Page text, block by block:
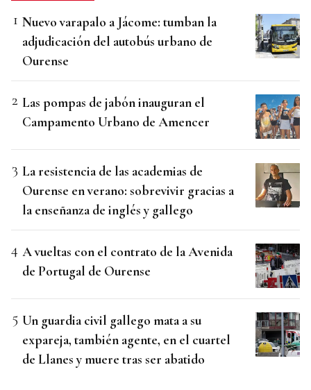
Nuevo varapalo a Jácome: tumban la
adjudicación del autobús urbano de
Ourense
Las pompas de jabón inauguran el
Campamento Urbano de Amencer
La resistencia de las academias de
Ourense en verano: sobrevivir gracias a
la enseñanza de inglés y gallego
A vueltas con el contrato de la Avenida
de Portugal de Ourense
Un guardia civil gallego mata a su
expareja, también agente, en el cuartel
de Llanes y muere tras ser abatido